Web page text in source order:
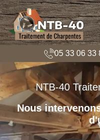
05 33 06 33
NTB-40
Nous